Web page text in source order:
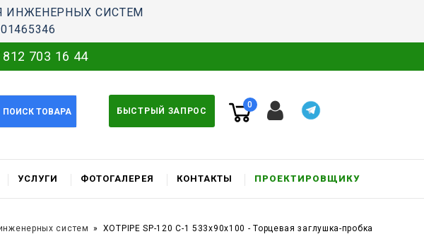
ИНЖЕНЕРНЫХ СИСТЕМ
812 703 16 44
ПОИСК ТОВАРА БЫСТРЫЙ ЗАПРОС
0
УСЛУГИ ФОТОГАЛЕРЕЯ КОНТАКТЫ ПРОЕКТИРОВЩИКУ
систем XOTPIPE SP-120 C-1 533x90x100 - Торцевая заглушка-пробка